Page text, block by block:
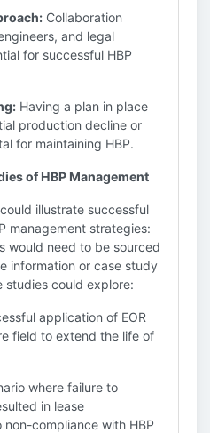
Collaboration
and legal
for successful HBP
Having a plan in place
production decline or
for maintaining HBP.
of HBP Management
illustrate successful
management strategies:
would need to be sourced
information or case study
studies could explore:
application of EOR
field to extend the life of
where failure to
in lease
compliance with HBP